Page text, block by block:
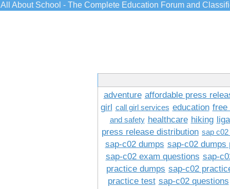
All About School - The Complete Education Forum and
adventure affordable press
girl call girl services education free
and safety healthcare hiking
press release distribution sap
sap-c02 dumps sap-c02 dumps
sap-c02 exam questions sap-
practice dumps sap-c02
practice test sap-c02 questions